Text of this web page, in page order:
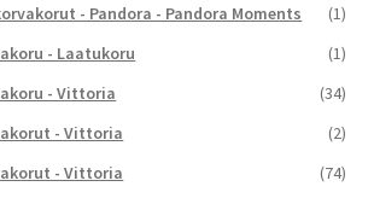
- Pandora - Pandora Moments
(1)
- Laatukoru
(1)
- Vittoria
(34)
- Vittoria
(2)
- Vittoria
(74)